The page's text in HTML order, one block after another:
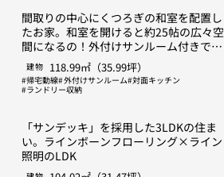
間取りの中心にくつろぎの和室を配置し
たお家。和室を開けると約25帖の広々空
間になるの！外付けサンルーム付きで
す！
建物 118.99㎡（35.99坪）
帰宅動線 外付けサンルーム 対面キッチン
ランドリー収納
「サンデッキ」を採用した3LDKの住ま
い。ラインボーンフローリング×ライン
照明のLDK